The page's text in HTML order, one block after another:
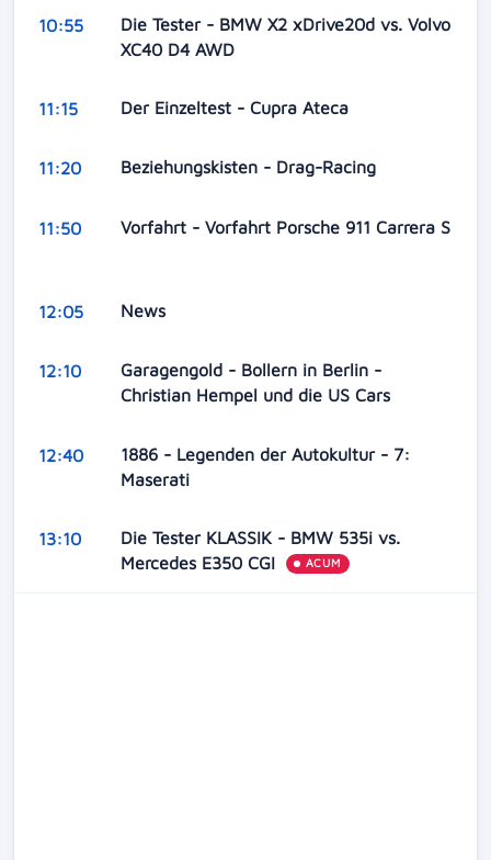
10:55
Die Tester - BMW X2 xDrive20d vs. Volvo
XC40 D4 AWD
11:15 Der Einzeltest - Cupra Ateca
11:20 Beziehungskisten - Drag-Racing
11:50 Vorfahrt - Vorfahrt Porsche 911 Carrera S
12:05 News
12:10
Garagengold - Bollern in Berlin -
Christian Hempel und die US Cars
12:40
1886 - Legenden der Autokultur - 7:
Maserati
13:10
Die Tester KLASSIK - BMW 535i vs.
Mercedes E350 CGI
ACUM